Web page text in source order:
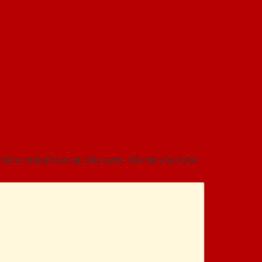
chống hoen gỉ, trầy xước. Bề mặt cửa được